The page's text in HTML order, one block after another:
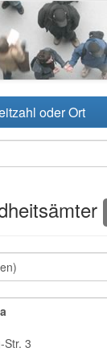
oder Ort
Str. 3